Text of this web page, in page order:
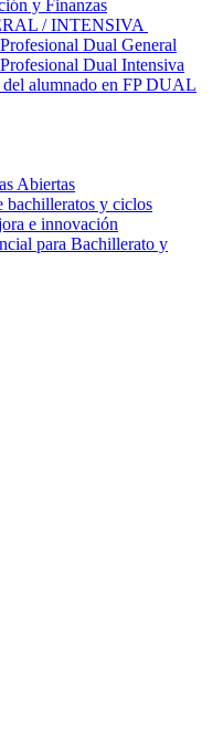
y Finanzas
/ INTENSIVA
Dual General
Dual Intensiva
alumnado en FP DUAL
Abiertas
bachilleratos y ciclos
e innovación
para Bachillerato y